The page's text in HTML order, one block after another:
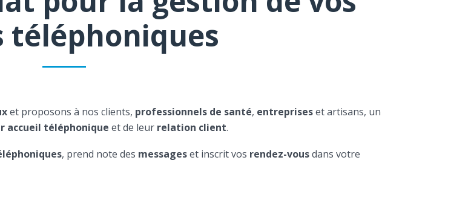
téléphoniques
et proposons à nos clients, professionnels de santé, entrepriseset artisans, un
accueil téléphonique et de leur relation client.
, prend note des messageset inscrit vos rendez-vousdans votre